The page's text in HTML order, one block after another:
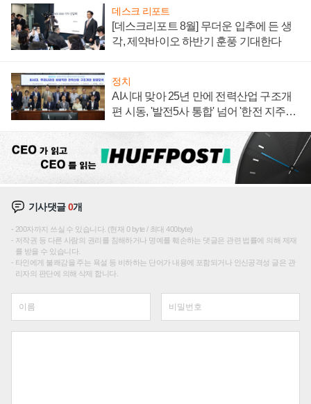
데스크 리포트
[데스크리포트 8월] 무더운 입추에 든 생
각, 제약바이오 하반기 훈풍 기대한다
정치
AI시대 맞아 25년 만에 전력산업 구조개
편 시동, '발전5사 통합' 넘어 '한전 지주사'
기사댓글0개
200자까지 쓰실 수 있습니다. (현재 0 byte / 최대 400byte)
저작권 등 다른 사람의 권리를 침해하거나 명예를 훼손하는 댓글은 관련 법률에 의해 제재
를 받을 수 있습니다.
타인에게 불쾌감을 주는 욕설 등 비하하는 단어가 내용에 포함되거나 인신공격성 글은 관
리자의 판단에 의해 삭제 합니다.